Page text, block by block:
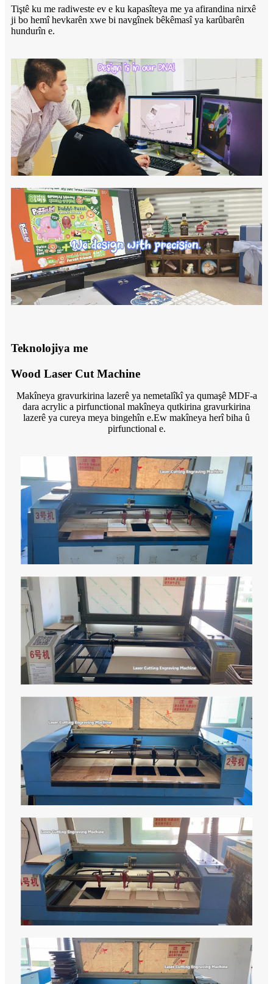
Tiştê ku me radiweste ev e ku kapasîteya me ya afirandina nirxê
ji bo hemî hevkarên xwe bi navgînek bêkêmasî ya karûbarên
hundurîn e.
Teknolojiya me
Wood Laser Cut Machine
Makîneya gravurkirina lazerê ya nemetalîkî ya qumaşê MDF-a
dara acrylic a pirfunctional makîneya qutkirina gravurkirina
lazerê ya cureya meya bingehîn e.Ew makîneya herî biha û
pirfunctional e.